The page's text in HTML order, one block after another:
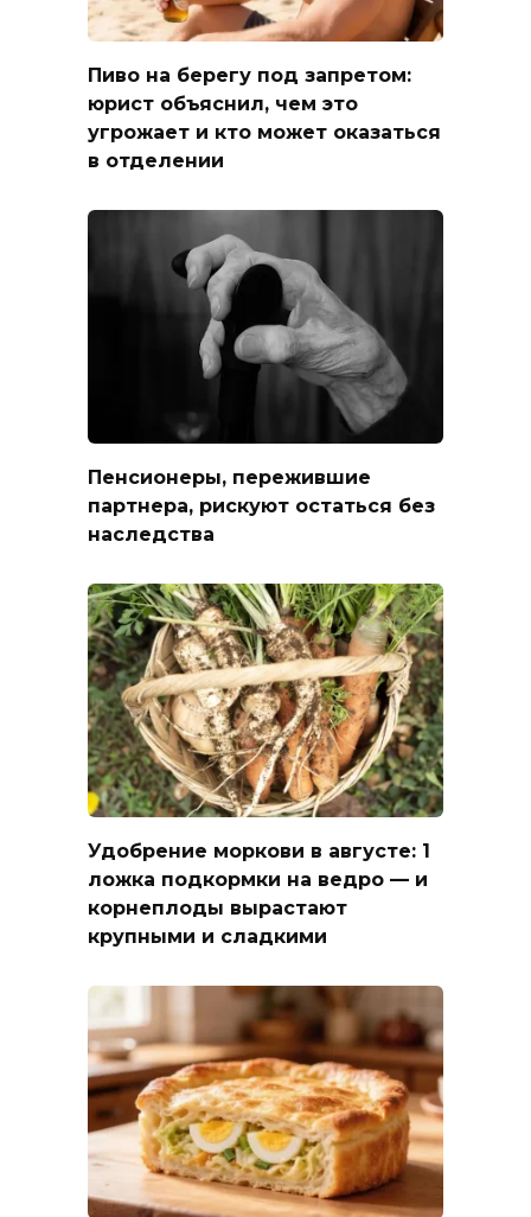
Пиво на берегу под запретом:
юрист объяснил, чем это
угрожает и кто может оказаться
в отделении
Пенсионеры, пережившие
партнера, рискуют остаться без
наследства
Удобрение моркови в августе: 1
ложка подкормки на ведро — и
корнеплоды вырастают
крупными и сладкими